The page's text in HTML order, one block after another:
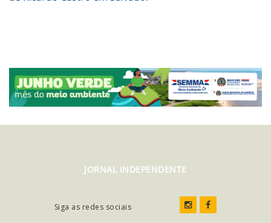
JORNAL INDEPENDENTE
Siga as redes sociais